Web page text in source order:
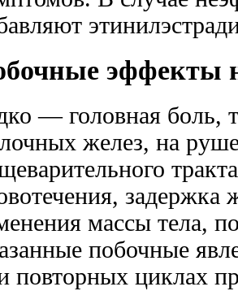
эффекты
— головная боль,
желез, на
задержка
массы тела,
побочные
повторных циклах